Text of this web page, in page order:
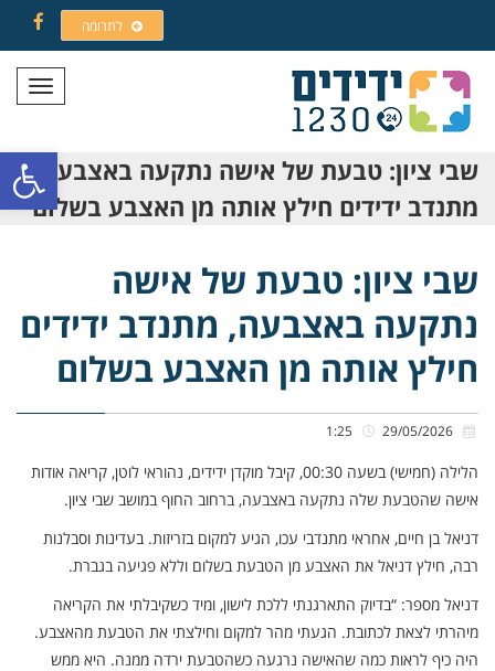
פתח
לתרומה
תפריט
שבי ציון: טבעת של אישה נתקעה באצבעה,
מתנדב ידידים חילץ אותה מן האצבע בשלום
שבי ציון: טבעת של אישה
נתקעה באצבעה, מתנדב ידידים
חילץ אותה מן האצבע בשלום
הלילה (חמישי) בשעה 00:30, קיבל מוקדן ידידים, נהוראי לוטן, קריאה אודות
אישה שהטבעת שלה נתקעה באצבעה, ברחוב החוף במושב שבי ציון.
דניאל בן חיים, אחראי מתנדבי עכו, הגיע למקום בזריזות. בעדינות וסבלנות
רבה, חילץ דניאל את האצבע מן הטבעת בשלום וללא פגיעה בגברת.
דניאל מספר: “בדיוק התארגנתי ללכת לישון, ומיד כשקיבלתי את הקריאה
מיהרתי לצאת לכתובת. הגעתי מהר למקום וחילצתי את הטבעת מהאצבע.
היה כיף לראות כמה שהאישה נרגעה כשהטבעת ירדה ממנה. היא ממש